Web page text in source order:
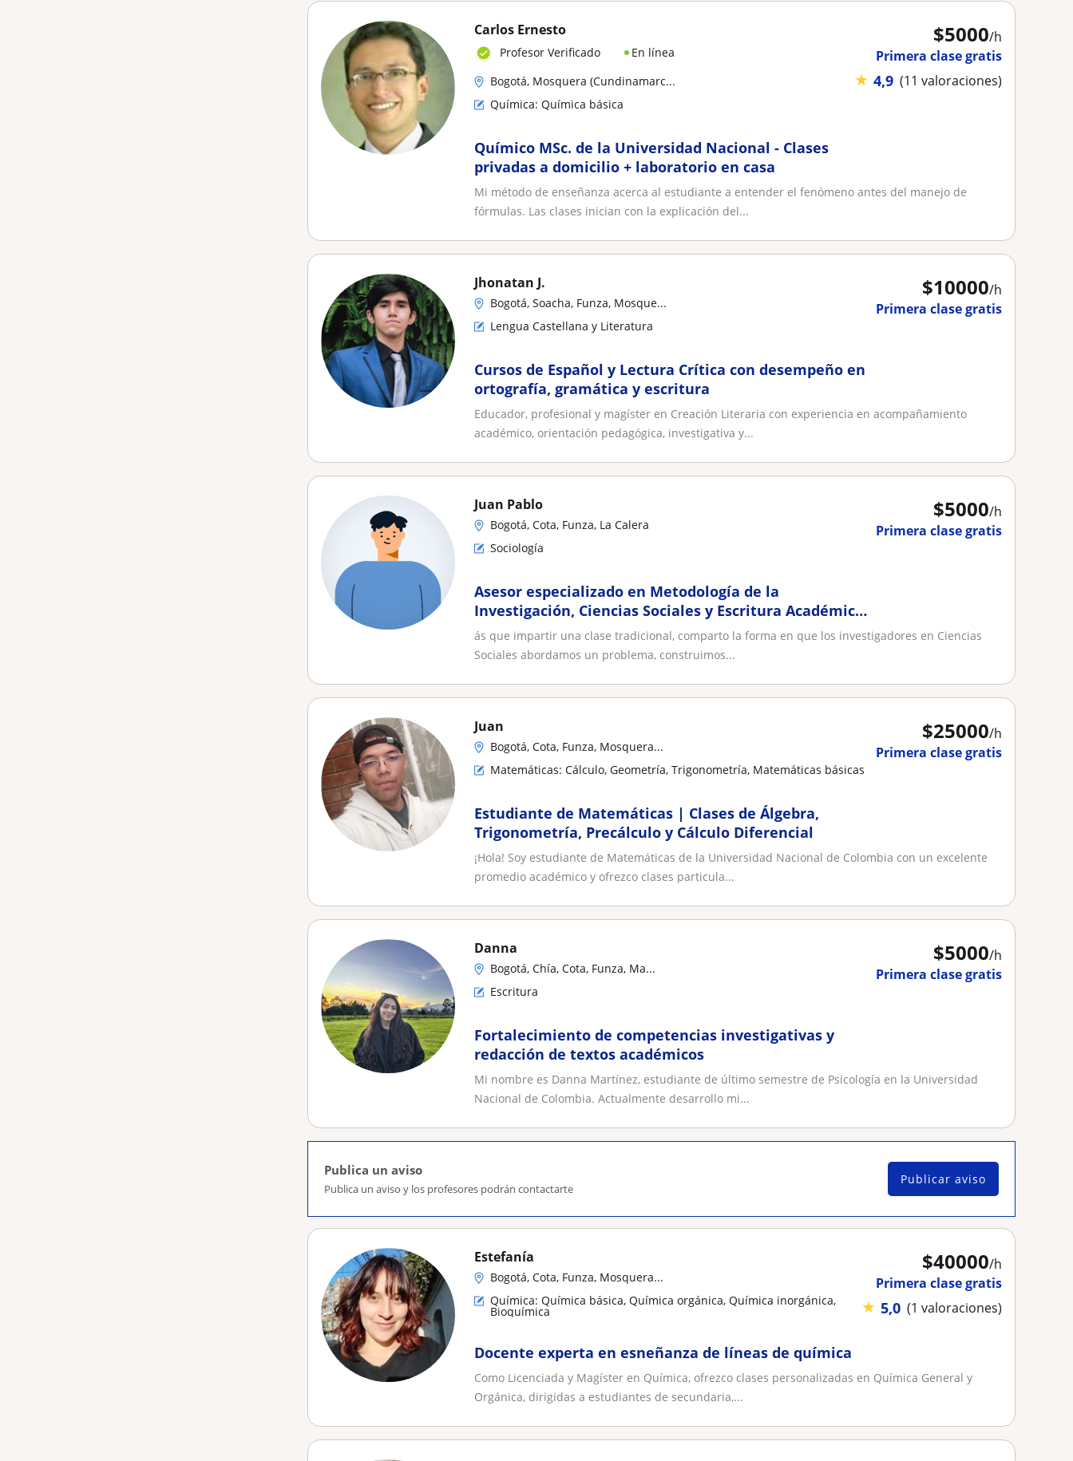
$5000/h
Primera clase gratis
★ 4,9 (11 valoraciones)
Carlos Ernesto
Profesor Verificado
En línea
Bogotá, Mosquera (Cundinamarc...
Química: Química básica
Químico MSc. de la Universidad Nacional - Clases
privadas a domicilio + laboratorio en casa
Mi método de enseñanza acerca al estudiante a entender el fenómeno antes del manejo de
fórmulas. Las clases inician con la explicación del...
$10000/h
Primera clase gratis
Jhonatan J.
Bogotá, Soacha, Funza, Mosque...
Lengua Castellana y Literatura
Cursos de Español y Lectura Crítica con desempeño en
ortografía, gramática y escritura
Educador, profesional y magíster en Creación Literaria con experiencia en acompañamiento
académico, orientación pedagógica, investigativa y...
$5000/h
Primera clase gratis
Juan Pablo
Bogotá, Cota, Funza, La Calera
Sociología
Asesor especializado en Metodología de la
Investigación, Ciencias Sociales y Escritura Académica
| Docente universitario
ás que impartir una clase tradicional, comparto la forma en que los investigadores en Ciencias
Sociales abordamos un problema, construimos...
$25000/h
Primera clase gratis
Juan
Bogotá, Cota, Funza, Mosquera...
Matemáticas: Cálculo, Geometría, Trigonometría, Matemáticas básicas
Estudiante de Matemáticas | Clases de Álgebra,
Trigonometría, Precálculo y Cálculo Diferencial
¡Hola! Soy estudiante de Matemáticas de la Universidad Nacional de Colombia con un excelente
promedio académico y ofrezco clases particula...
$5000/h
Primera clase gratis
Danna
Bogotá, Chía, Cota, Funza, Ma...
Escritura
Fortalecimiento de competencias investigativas y
redacción de textos académicos
Mi nombre es Danna Martínez, estudiante de último semestre de Psicología en la Universidad
Nacional de Colombia. Actualmente desarrollo mi...
Publica un aviso
Publica un aviso y los profesores podrán contactarte
Publicar aviso
$40000/h
Primera clase gratis
★ 5,0 (1 valoraciones)
Estefanía
Bogotá, Cota, Funza, Mosquera...
Química: Química básica, Química orgánica, Química inorgánica,
Bioquímica
Docente experta en esneñanza de líneas de química
Como Licenciada y Magíster en Química, ofrezco clases personalizadas en Química General y
Orgánica, dirigidas a estudiantes de secundaria,...